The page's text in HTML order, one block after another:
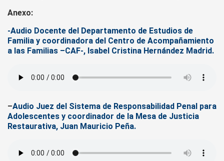
Anexo:
-Audio Docente del Departamento de Estudios de
Familia y coordinadora del Centro de Acompañamiento
a las Familias –CAF-, Isabel Cristina Hernández Madrid.
–Audio Juez del Sistema de Responsabilidad Penal para
Adolescentes y coordinador de la Mesa de Justicia
Restaurativa, Juan Mauricio Peña.